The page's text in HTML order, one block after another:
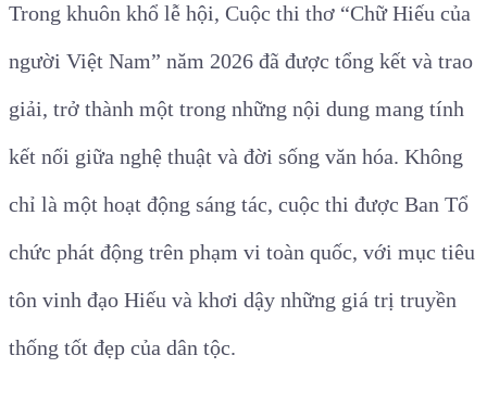
Trong khuôn khổ lễ hội, Cuộc thi thơ “Chữ Hiếu của
người Việt Nam” năm 2026 đã được tổng kết và trao
giải, trở thành một trong những nội dung mang tính
kết nối giữa nghệ thuật và đời sống văn hóa. Không
chỉ là một hoạt động sáng tác, cuộc thi được Ban Tổ
chức phát động trên phạm vi toàn quốc, với mục tiêu
tôn vinh đạo Hiếu và khơi dậy những giá trị truyền
thống tốt đẹp của dân tộc.